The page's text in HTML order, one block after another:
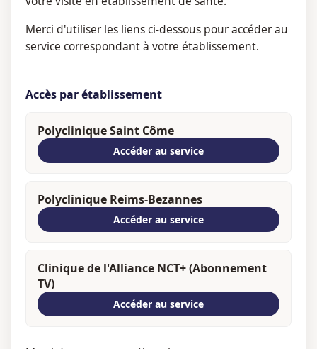
Merci d'utiliser les liens ci-dessous pour accéder au
service correspondant à votre établissement.
Accès par établissement
Polyclinique Saint Côme
Accéder au service
Polyclinique Reims-Bezannes
Accéder au service
Clinique de l'Alliance NCT+ (Abonnement
TV)
Accéder au service